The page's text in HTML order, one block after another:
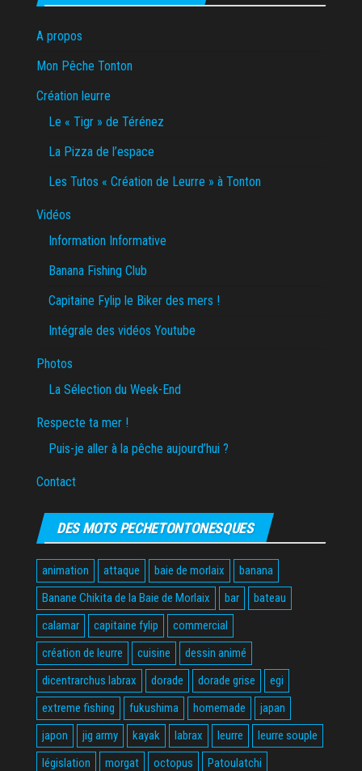
A propos
Mon Pêche Tonton
Création leurre
Le « Tigr » de Térénez
La Pizza de l’espace
Les Tutos « Création de Leurre » à Tonton
Vidéos
Information Informative
Banana Fishing Club
Capitaine Fylip le Biker des mers !
Intégrale des vidéos Youtube
Photos
La Sélection du Week-End
Respecte ta mer !
Puis-je aller à la pêche aujourd’hui ?
Contact
DES MOTS PECHETONTONESQUES
animation attaque baie de morlaix
banana
Banane Chikita de la Baie de Morlaix
bar
bateau
calamar
capitaine fylip
commercial
création de leurre
cuisine
dessin animé
dicentrarchus labrax
dorade dorade grise
egi
extreme fishing
fukushima homemade
japan
japon
jig army kayak labrax leurre
leurre souple
législation
morgat octopus Patoulatchi